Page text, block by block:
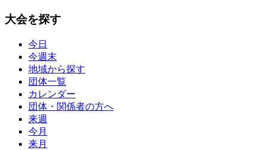
大会を探す
今日
今週末
地域から探す
団体一覧
カレンダー
団体・関係者の方へ
来週
今月
来月